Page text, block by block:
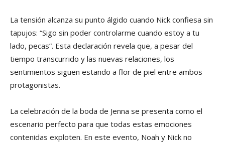
La tensión alcanza su punto álgido cuando Nick confiesa sin
tapujos: “Sigo sin poder controlarme cuando estoy a tu
lado, pecas”. Esta declaración revela que, a pesar del
tiempo transcurrido y las nuevas relaciones, los
sentimientos siguen estando a flor de piel entre ambos
protagonistas.
La celebración de la boda de Jenna se presenta como el
escenario perfecto para que todas estas emociones
contenidas exploten. En este evento, Noah y Nick no